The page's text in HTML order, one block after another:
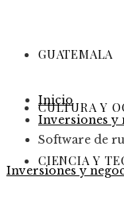
GUATEMALA
CULTURA Y
CIENCIA Y
Inicio
Inversiones y
Software de
Inversiones y